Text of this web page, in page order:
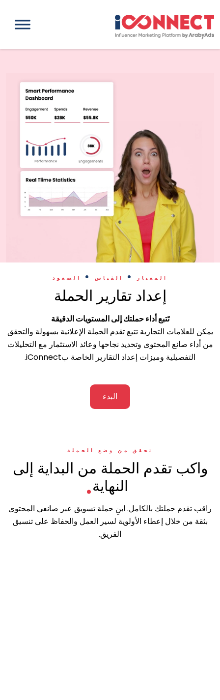
المعيار . القياس . الصعود
إعداد تقارير الحملة
تَتبع أداء حملتك إلى المستويات الدقيقة
يمكن للعلامات التجارية تتبع تقدم الحملة الإعلانية بسهولة والتحقق
من أداء صانع المحتوى وتحديد نجاحها وعائد الاستثمار مع التحليلات
التفصيلية وميزات إعداد التقارير الخاصة بiConnect.
البدء
تحقق من وضع الحملة
واكب تقدم الحملة من البداية إلى
النهاية.
راقب تقدم حملتك بالكامل. ابنِ حملة تسويق عبر صانعي المحتوى
بثقة من خلال إعطاء الأولوية لسير العمل والحفاظ على تنسيق
الفريق.